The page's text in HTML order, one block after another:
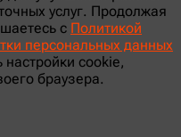
услуг. Продолжая
с Политикой
персональных данных
cookie,
браузера.